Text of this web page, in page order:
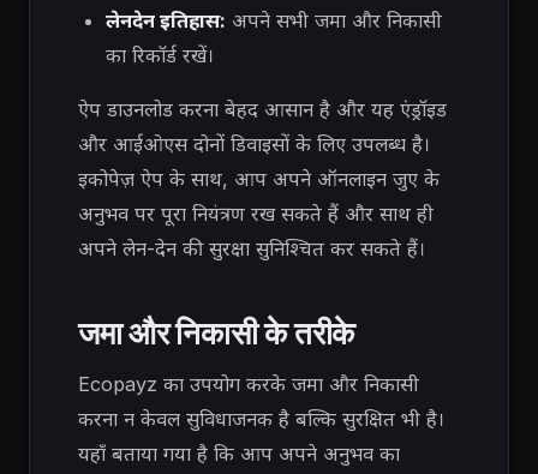
लेनदेन इतिहास: अपने सभी जमा और निकासी
का रिकॉर्ड रखें।
ऐप डाउनलोड करना बेहद आसान है और यह एंड्रॉइड
और आईओएस दोनों डिवाइसों के लिए उपलब्ध है।
इकोपेज़ ऐप के साथ, आप अपने ऑनलाइन जुए के
अनुभव पर पूरा नियंत्रण रख सकते हैं और साथ ही
अपने लेन-देन की सुरक्षा सुनिश्चित कर सकते हैं।
जमा और निकासी के तरीके
Ecopayz का उपयोग करके जमा और निकासी
करना न केवल सुविधाजनक है बल्कि सुरक्षित भी है।
यहाँ बताया गया है कि आप अपने अनुभव का